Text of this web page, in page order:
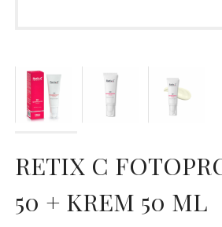
RETIX C
50 + KREM 50 ML